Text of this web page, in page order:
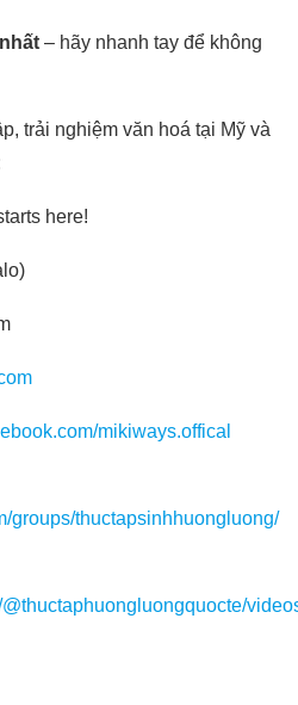
– hãy nhanh tay để không
trải nghiệm văn hoá tại Mỹ và
here!
mikiways.offical
groups/thuctapsinhhuongluong/